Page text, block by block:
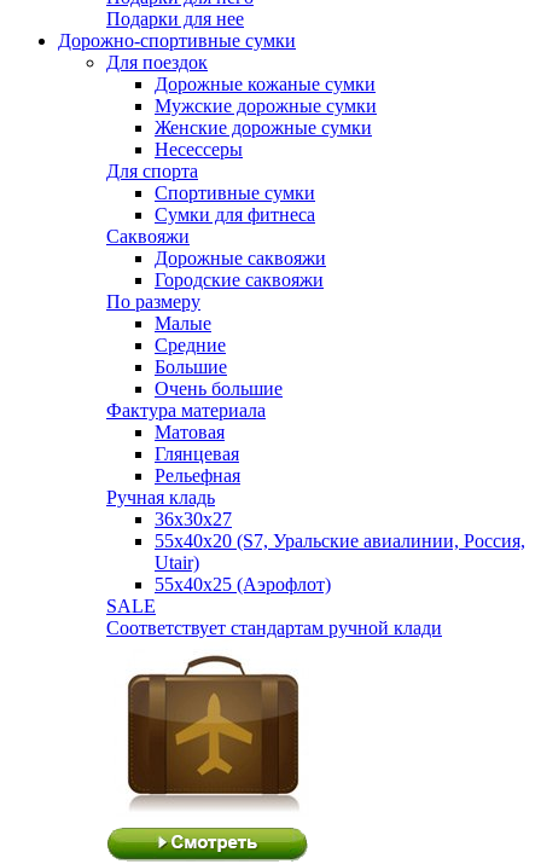
Подарки для нее
Дорожно-спортивные сумки
Для поездок
Дорожные кожаные сумки
Мужские дорожные сумки
Женские дорожные сумки
Несессеры
Для спорта
Спортивные сумки
Сумки для фитнеса
Саквояжи
Дорожные саквояжи
Городские саквояжи
По размеру
Малые
Средние
Большие
Очень большие
Фактура материала
Матовая
Глянцевая
Рельефная
Ручная кладь
36х30x27
55х40х20 (S7, Уральские авиалинии, Россия,
Utair)
55х40х25 (Аэрофлот)
SALE
Соответствует стандартам ручной клади